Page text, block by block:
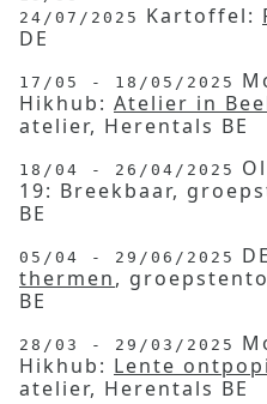
24/07/2025
Kartoffel:
DE
17/05 - 18/05/2025
Hikhub: Atelier in
atelier, Herentals BE
18/04 - 26/04/2025
19: Breekbaar,
BE
05/04 - 29/06/2025
thermen,
BE
28/03 - 29/03/2025
Hikhub: Lente
atelier, Herentals BE